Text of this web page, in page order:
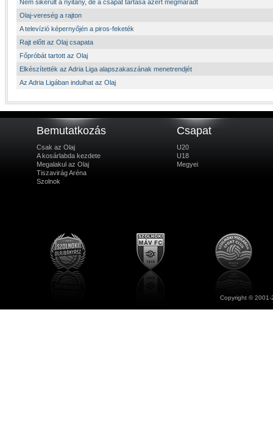
Nem sikerült a nyitány, de a csapat tartása azért megmaradt
Olaj-vereség a rajton
A televízió képernyőjén a piros-feketék
Rajt előtt az Olaj csapata
Főpróbát tartott az Olaj
Elkészítették az Adria Liga alapszakaszának menetrendjét
Az Adria Ligában indulhat az Olaj
Bemutatkozás
Csak az Olaj
A kosárlabda kezdete
Megalakul az Olaj
Tiszavirág Aréna
Szolnok
Csapat
U20
U18
Megyei
Copyright ©